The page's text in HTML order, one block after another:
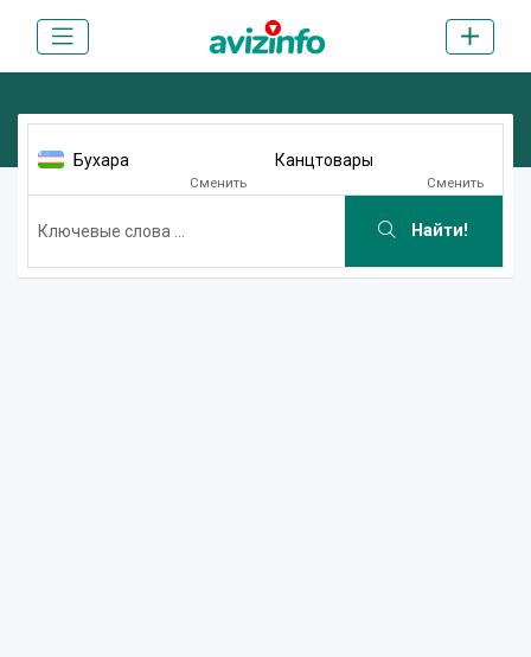
Бухара
Сменить
Канцтовары
Сменить
Найти!